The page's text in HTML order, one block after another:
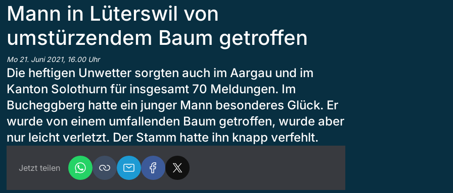
Mann in Lüterswil von
umstürzendem Baum getroffen
Mo 21. Juni 2021, 16.00 Uhr
Die heftigen Unwetter sorgten auch im Aargau und im
Kanton Solothurn für insgesamt 70 Meldungen. Im
Bucheggberg hatte ein junger Mann besonderes Glück. Er
wurde von einem umfallenden Baum getroffen, wurde aber
nur leicht verletzt. Der Stamm hatte ihn knapp verfehlt.
Jetzt teilen